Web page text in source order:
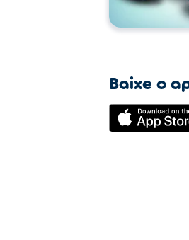
Baixe o